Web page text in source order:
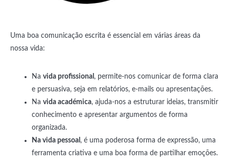
Uma boa comunicação escrita é essencial em várias áreas da
nossa vida:
Na vida profissional , permite-nos comunicar de forma clara
e persuasiva, seja em relatórios, e-mails ou apresentações.
Na vida académica, ajuda-nos a estruturar ideias, transmitir
conhecimento e apresentar argumentos de forma
organizada.
Na vida pessoal , é uma poderosa forma de expressão, uma
ferramenta criativa e uma boa forma de partilhar emoções.